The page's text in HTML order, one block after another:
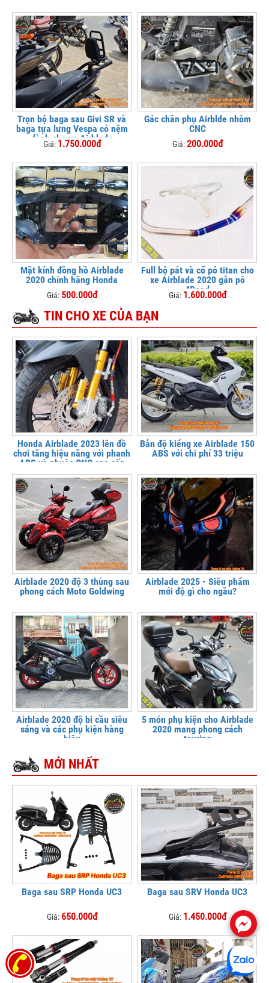
Trọn bộ baga sau Givi SR và
baga tựa lưng Vespa có nệm
dành cho xe Airblade
125/150/160
Giá: 1.750.000đ
Gác chân phụ Airblde nhôm
CNC
Giá:200.000đ
Mặt kính đồng hồ Airblade
2020 chính hãng Honda
Giá: 500.000đ
Full bộ pát và cổ pô titan cho
xe Airblade 2020 gắn pô
4Road
Giá: 1.600.000đ
TIN CHO XE CỦA BẠN
Honda Airblade 2023 lên đồ
chơi tăng hiệu năng với phanh
ABS và phuộc CNC cao cấp
Bản độ kiểng xe Airblade 150
ABS với chi phí 33 triệu
Airblade 2020 độ 3 thùng sau
phong cách Moto Goldwing
Airblade 2025 - Siêu phẩm
mới độ gì cho ngầu?
Airblade 2020 độ bi cầu siêu
sáng và các phụ kiện hàng
hiệu
5 món phụ kiện cho Airblade
2020 mang phong cách
touring
MỚI NHẤT
Baga sau SRP Honda UC3
Giá: 650.000đ
Baga sau SRV Honda UC3
Giá: 1.450.000đ
.